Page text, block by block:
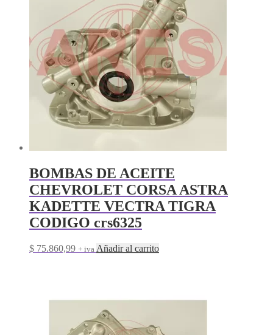
BOMBAS DE ACEITE
CHEVROLET CORSA ASTRA
KADETTE VECTRA TIGRA
CODIGO crs6325
$ 75.860,99 + iva Añadir al carrito